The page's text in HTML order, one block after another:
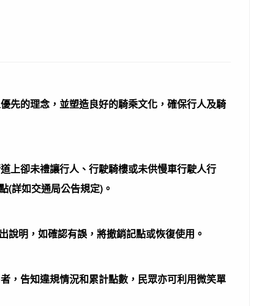
先的理念，並塑造良好的騎乘文化，確保行人及騎
上卻未禮讓行人、行駛騎樓或未供慢車行駛人行
(詳如交通局公告規定)。
明，如確認有誤，將撤銷記點或恢復使用。
，告知違規情況和累計點數，民眾亦可利用微笑單